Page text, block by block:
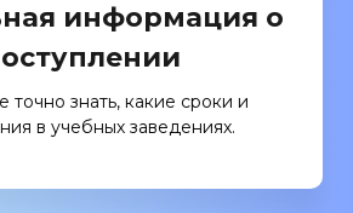
информация о
точно знать, какие сроки и
в учебных заведениях.